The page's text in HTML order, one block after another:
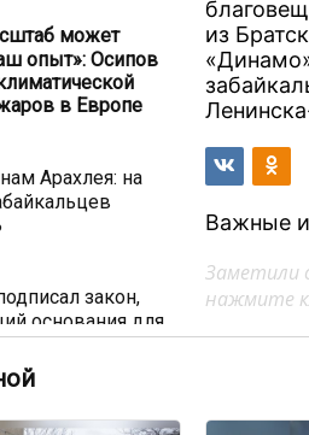
может
опыт»: Осипов
в Европе
Арахлея: на
закон,
основания для
из
Важные
Заметили
нажмите